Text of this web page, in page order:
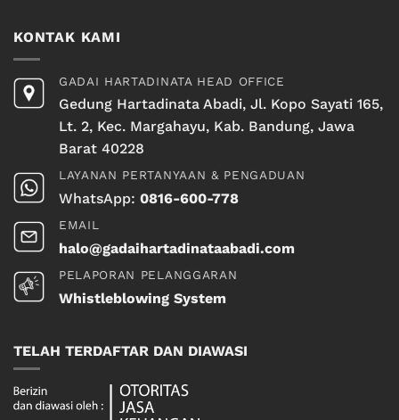
KONTAK KAMI
GADAI HARTADINATA HEAD OFFICE
Gedung Hartadinata Abadi, Jl. Kopo Sayati 165,
Lt. 2, Kec. Margahayu, Kab. Bandung, Jawa
Barat 40228
LAYANAN PERTANYAAN & PENGADUAN
WhatsApp: 0816-600-778
EMAIL
halo@gadaihartadinataabadi.com
PELAPORAN PELANGGARAN
Whistleblowing System
TELAH TERDAFTAR DAN DIAWASI